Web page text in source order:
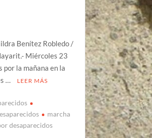
Benítez Robledo /
Miércoles 23
la mañana en la
…
LEER MÁS
marcha
desaparecidos